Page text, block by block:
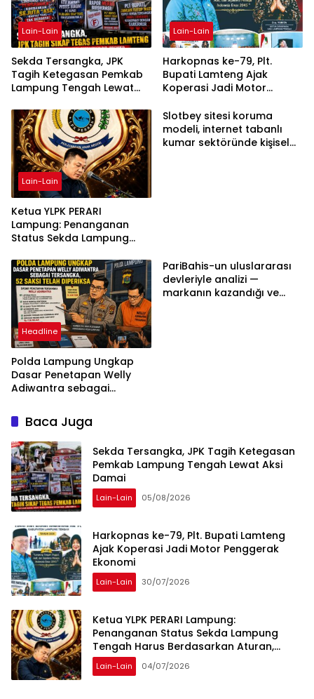
Lain-Lain
Sekda Tersangka, JPK
Tagih Ketegasan Pemkab
Lampung Tengah Lewat
Lain-Lain
Harkopnas ke-79, Plt.
Bupati Lamteng Ajak
Koperasi Jadi Motor
Lain-Lain
Ketua YLPK PERARI
Lampung: Penanganan
Status Sekda Lampung
Berdasarkan Aturan,
Bukan Tekanan Opini
Slotbey sitesi koruma
modeli, internet tabanlı
kumar sektöründe kişisel
Headline
Polda Lampung Ungkap
Dasar Penetapan Welly
Adiwantra sebagai
Diperiksa
PariBahis-un uluslararası
devleriyle analizi —
markanın kazandığı ve
Baca Juga
Sekda Tersangka, JPK Tagih Ketegasan
Pemkab Lampung Tengah Lewat Aksi
Damai
Lain-Lain 05/08/2026
Harkopnas ke-79, Plt. Bupati Lamteng
Ajak Koperasi Jadi Motor Penggerak
Ekonomi
Lain-Lain 30/07/2026
Ketua YLPK PERARI Lampung:
Penanganan Status Sekda Lampung
Tengah Harus Berdasarkan Aturan,
Bukan Tekanan Opini
Lain-Lain 04/07/2026